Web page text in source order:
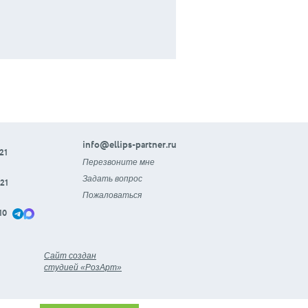
info@ellips-partner.ru
Перезвоните мне
Задать вопрос
Пожаловаться
Сайт создан
студией «РозАрт»